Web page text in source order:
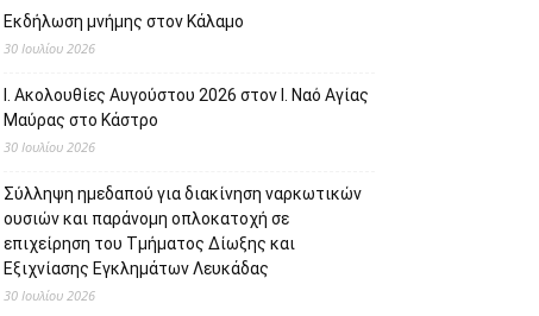
Εκδήλωση μνήμης στον Κάλαμο
30 Ιουλίου 2026
Ι. Ακολουθίες Αυγούστου 2026 στον Ι. Ναό Αγίας
Μαύρας στο Κάστρο
30 Ιουλίου 2026
Σύλληψη ημεδαπού για διακίνηση ναρκωτικών
ουσιών και παράνομη οπλοκατοχή σε
επιχείρηση του Τμήματος Δίωξης και
Εξιχνίασης Εγκλημάτων Λευκάδας
30 Ιουλίου 2026